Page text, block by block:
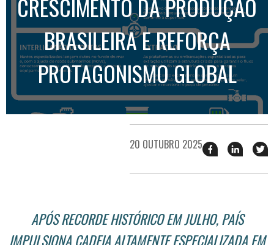
CRESCIMENTO DA PRODUÇÃO
BRASILEIRA E REFORÇA
PROTAGONISMO GLOBAL
20 OUTUBRO 2025 Compartilhar
esse
no
esse
no
APÓS RECORDE HISTÓRICO EM JULHO, PAÍS
IMPULSIONA CADEIA ALTAMENTE ESPECIALIZADA EM